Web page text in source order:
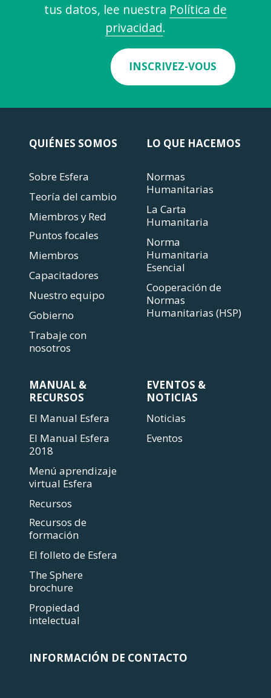
tus datos, lee nuestra Política de
privacidad.
INSCRIVEZ-VOUS
QUIÉNES SOMOS
Sobre Esfera
Teoría del cambio
Miembros y Red
Puntos focales
Miembros
Capacitadores
Nuestro equipo
Gobierno
Trabaje con
nosotros
LO QUE HACEMOS
Normas
Humanitarias
La Carta
Humanitaria
Norma
Humanitaria
Esencial
Cooperación de
Normas
Humanitarias (HSP)
MANUAL &
RECURSOS
El Manual Esfera
El Manual Esfera
2018
Menú aprendizaje
virtual Esfera
Recursos
Recursos de
formación
El folleto de Esfera
The Sphere
brochure
Propiedad
intelectual
EVENTOS &
NOTICIAS
Noticias
Eventos
INFORMACIÓN DE CONTACTO